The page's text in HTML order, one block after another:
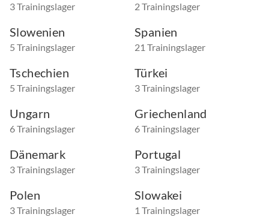
3 Trainingslager 2 Trainingslager
Slowenien
5 Trainingslager
Spanien
21 Trainingslager
Tschechien
5 Trainingslager
Türkei
3 Trainingslager
Ungarn
6 Trainingslager
Griechenland
6 Trainingslager
Dänemark
3 Trainingslager
Portugal
3 Trainingslager
Polen
3 Trainingslager
Slowakei
1 Trainingslager